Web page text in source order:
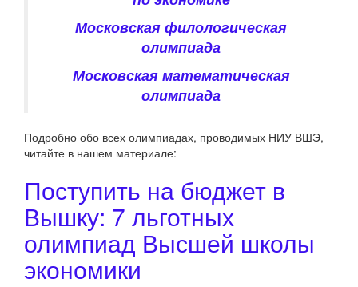
Московская филологическая
олимпиада
Московская математическая
олимпиада
Подробно обо всех олимпиадах, проводимых НИУ ВШЭ,
читайте в нашем материале:
Поступить на бюджет в
Вышку: 7 льготных
олимпиад Высшей школы
экономики